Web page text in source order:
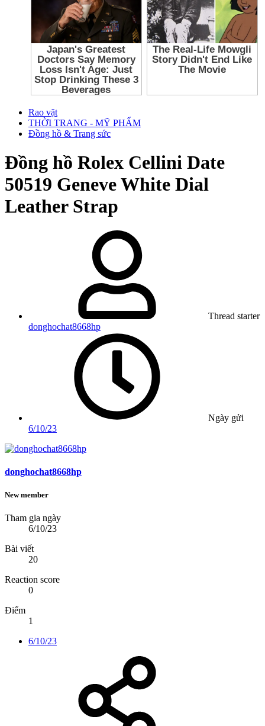
Rao vặt
THỜI TRANG - MỸ PHẨM
Đồng hồ & Trang sức
Đồng hồ Rolex Cellini Date
50519 Geneve White Dial
Leather Strap
Thread starter
donghochat8668hp
Ngày gửi
6/10/23
donghochat8668hp
New member
Tham gia ngày
6/10/23
Bài viết
20
Reaction score
0
Điểm
1
6/10/23